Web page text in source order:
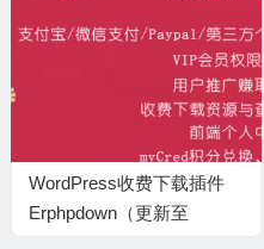
WordPress收费下载插件
Erphpdown（更新至